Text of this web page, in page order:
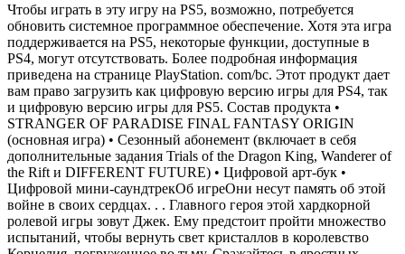
Чтобы играть в эту игру на PS5, возможно, потребуется
обновить системное программное обеспечение. Хотя эта игра
поддерживается на PS5, некоторые функции, доступные в
PS4, могут отсутствовать. Более подробная информация
приведена на странице PlayStation. com/bc. Этот продукт дает
вам право загрузить как цифровую версию игры для PS4, так
и цифровую версию игры для PS5. Состав продукта •
STRANGER OF PARADISE FINAL FANTASY ORIGIN
(основная игра) • Сезонный абонемент (включает в себя
дополнительные задания Trials of the Dragon King, Wanderer of
the Rift и DIFFERENT FUTURE) • Цифровой арт-бук •
Цифровой мини-саундтрекОб игреОни несут память об этой
войне в своих сердцах. . . Главного героя этой хардкорной
ролевой игры зовут Джек. Ему предстоит пройти множество
испытаний, чтобы вернуть свет кристаллов в королевство